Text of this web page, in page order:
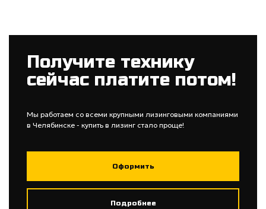
Получите технику
сейчас платите потом!
Мы работаем со всеми крупными лизинговыми компаниями
в Челябинске - купить в лизинг стало проще!
Оформить
Подробнее